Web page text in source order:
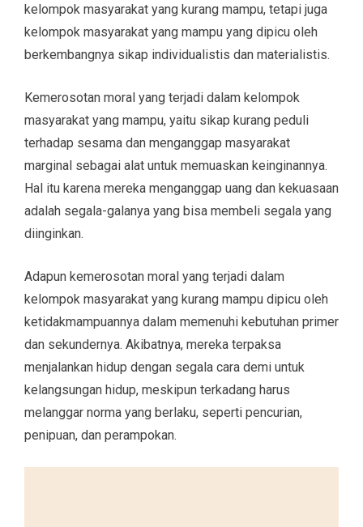
kelompok masyarakat yang kurang mampu, tetapi juga
kelompok masyarakat yang mampu yang dipicu oleh
berkembangnya sikap individualistis dan materialistis.
Kemerosotan moral yang terjadi dalam kelompok
masyarakat yang mampu, yaitu sikap kurang peduli
terhadap sesama dan menganggap masyarakat
marginal sebagai alat untuk memuaskan keinginannya.
Hal itu karena mereka menganggap uang dan kekuasaan
adalah segala-galanya yang bisa membeli segala yang
diinginkan.
Adapun kemerosotan moral yang terjadi dalam
kelompok masyarakat yang kurang mampu dipicu oleh
ketidakmampuannya dalam memenuhi kebutuhan primer
dan sekundernya. Akibatnya, mereka terpaksa
menjalankan hidup dengan segala cara demi untuk
kelangsungan hidup, meskipun terkadang harus
melanggar norma yang berlaku, seperti pencurian,
penipuan, dan perampokan.